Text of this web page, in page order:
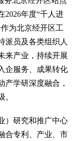
2026年度“千人进
为北京经开区工
派员及各类组织人
来产业，持续开展
企服务、成果转化
产学研深度融合，
。
研究和推广中心
合专利、产业、市